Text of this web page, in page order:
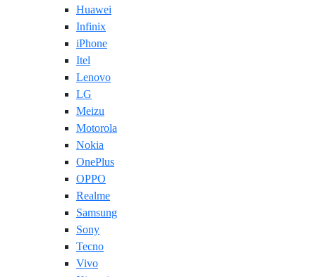
Huawei
Infinix
iPhone
Itel
Lenovo
LG
Meizu
Motorola
Nokia
OnePlus
OPPO
Realme
Samsung
Sony
Tecno
Vivo